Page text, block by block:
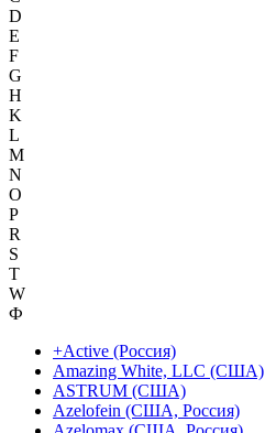
D
E
F
G
H
K
L
M
N
O
P
R
S
T
W
Ф
+Active (Россия)
Amazing White, LLC (США)
ASTRUM (США)
Azelofein (США, Россия)